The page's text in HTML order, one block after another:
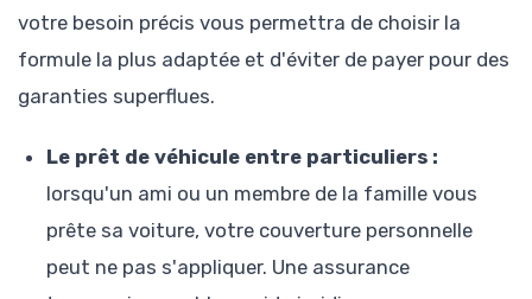
votre besoin précis vous permettra de choisir la
formule la plus adaptée et d'éviter de payer pour des
garanties superflues.
Le prêt de véhicule entre particuliers :
lorsqu'un ami ou un membre de la famille vous
prête sa voiture, votre couverture personnelle
peut ne pas s'appliquer. Une assurance